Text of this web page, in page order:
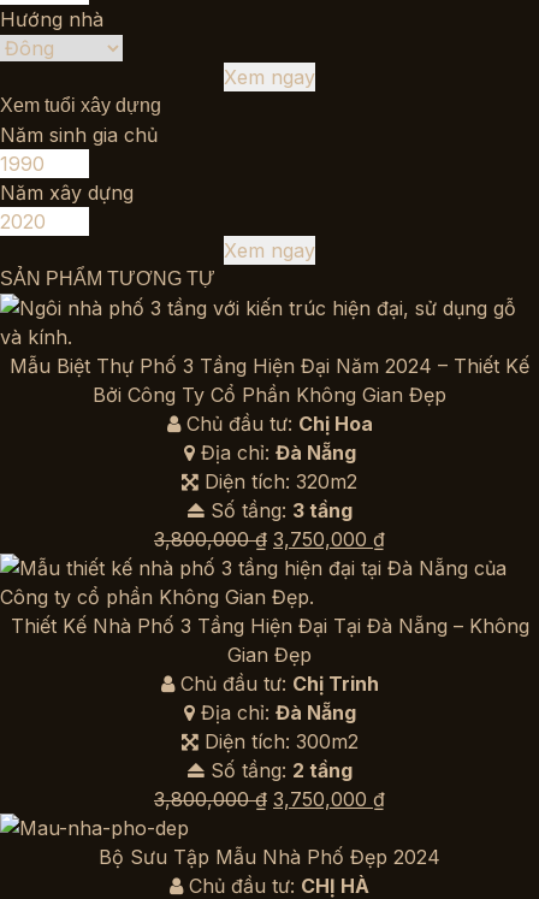
Hướng nhà
Xem ngay
Xem tuổi xây dựng
Năm sinh gia chủ
Năm xây dựng
Xem ngay
SẢN PHẨM TƯƠNG TỰ
Mẫu Biệt Thự Phố 3 Tầng Hiện Đại Năm 2024 – Thiết Kế
Bởi Công Ty Cổ Phần Không Gian Đẹp
Chủ đầu tư: Chị Hoa
Địa chỉ: Đà Nẵng
Diện tích: 320m2
Số tầng: 3 tầng
3,800,000₫ Giá
gốc
là:
3,800,000 ₫.
3,750,000 ₫Giá
hiện
là:
Thiết Kế Nhà Phố 3 Tầng Hiện Đại Tại Đà Nẵng – Không
Gian Đẹp
Chủ đầu tư: Chị Trinh
Địa chỉ: Đà Nẵng
Diện tích: 300m2
Số tầng: 2 tầng
3,800,000₫ Giá
là:
3,800,000 ₫.
3,750,000 ₫Giá
tại
Bộ Sưu Tập Mẫu Nhà Phố Đẹp 2024
Chủ đầu tư: CHỊ HÀ